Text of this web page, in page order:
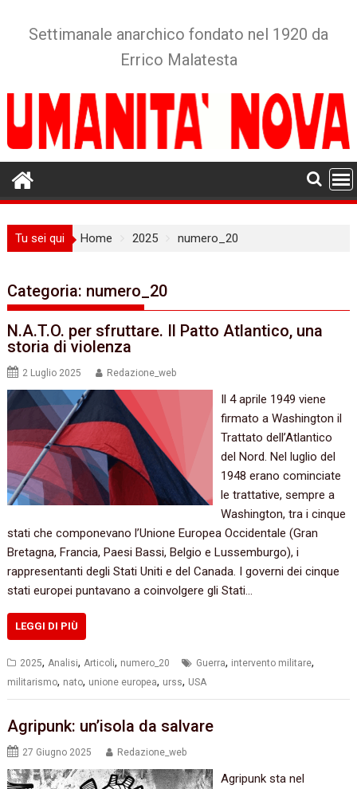
Settimanale anarchico fondato nel 1920 da
Errico Malatesta
Tu sei qui Home 2025 numero_20
Categoria: numero_20
N.A.T.O. per sfruttare. Il Patto Atlantico, una
storia di violenza
2 Luglio 2025 Redazione_web
Il 4 aprile 1949 viene
firmato a Washington il
Trattato dell’Atlantico
del Nord. Nel luglio del
1948 erano cominciate
le trattative, sempre a
Washington, tra i cinque
stati che componevano l’Unione Europea Occidentale (Gran
Bretagna, Francia, Paesi Bassi, Belgio e Lussemburgo), i
rappresentanti degli Stati Uniti e del Canada. I governi dei cinque
stati europei puntavano a coinvolgere gli Stati…
LEGGI DI PIÙ
2025,Analisi,Articoli, numero_20 Guerra, intervento militare,
militarismo, nato, unione europea, urss, USA
Agripunk: un’isola da salvare
27 Giugno 2025 Redazione_web
Agripunk sta nel